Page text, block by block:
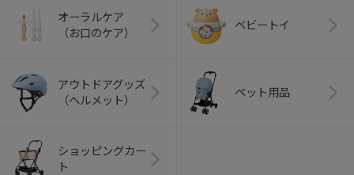
オーラルケア
（お口のケア）
ベビートイ
アウトドアグッズ
（ヘルメット）
ペット用品
ショッピングカー
ト